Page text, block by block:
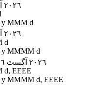
Example: ٢٠٢٦ آگسٽ ٦
y MMM d
Example: ٢٠٢٦ آگسٽ ٦
d
y MMMM d
Example: ٢٠٢٦ آگسٽ ٦, خميس
d, EEEE
y MMMM d, EEEE